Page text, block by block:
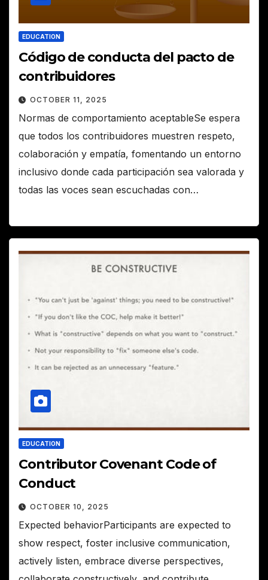
EDUCATION
Código de conducta del pacto de
contribuidores
OCTOBER 11, 2025
Normas de comportamiento aceptableSe espera
que todos los contribuidores muestren respeto,
colaboración y empatía, fomentando un entorno
inclusivo donde cada participación sea valorada y
todas las voces sean escuchadas con…
EDUCATION
Contributor Covenant Code of
Conduct
OCTOBER 10, 2025
Expected behaviorParticipants are expected to
show respect, foster inclusive communication,
actively listen, embrace diverse perspectives,